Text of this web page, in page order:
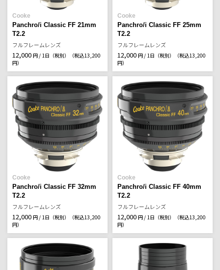
Cooke
Panchro/i Classic FF 21mm
T2.2
フルフレームレンズ
12,000 円 / 1日（税別）
（税込13,200
円）
Cooke
Panchro/i Classic FF 25mm
T2.2
フルフレームレンズ
12,000 円 / 1日（税別）
（税込13,200
円）
Cooke
Panchro/i Classic FF 32mm
T2.2
フルフレームレンズ
12,000 円 / 1日（税別）
（税込13,200
円）
Cooke
Panchro/i Classic FF 40mm
T2.2
フルフレームレンズ
12,000 円 / 1日（税別）
（税込13,200
円）